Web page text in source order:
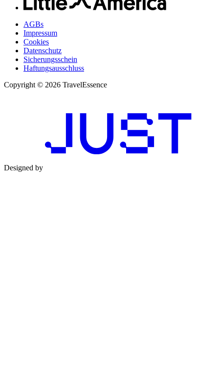
AGBs
Impressum
Cookies
Datenschutz
Sicherungsschein
Haftungsausschluss
Copyright © 2026 TravelEssence
Designed by